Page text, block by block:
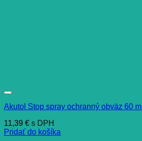
Akutol Stop spray ochranný obväz 60 ml
11,39 € s DPH
Pridať do košíka